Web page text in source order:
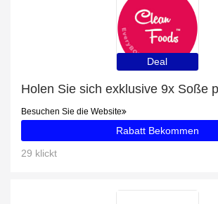
Deal
Besuchen Sie die Website
Rabatt Bekommen
29 klickt